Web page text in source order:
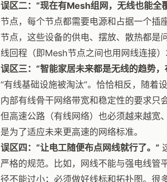
误区二：“现在有Mesh组网，无线也能全
节点，每个节点都需要电源和占据一个
节点，这些设备的供电、摆放、散热都是
线回程（即Mesh节点之间也用网线连接
误区三：“智能家居未来都是无线的趋势，
“有线基础设施被淘汰”。恰恰相反，随着
内部有线骨干网络带宽和稳定性的要求只
但高速公路（有线网络）也必须越来越宽
是为了适应未来更高速的网络标准。
误区四：“让电工随便布点网线就行了。”
严格的规范。比如，网线不能与强电线
径不能过小；必须做好线标和拓扑图。很